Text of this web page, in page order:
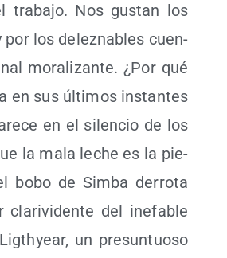
tra­ba­jo. Nos gus­tan los
los delez­na­bles cuen­
mora­li­zan­te. ¿Por qué
en sus últi­mos ins­tan­tes
en el silen­cio de los
la mala leche es la pie­
bobo de Sim­ba derro­ta
del inefa­ble
un pre­sun­tuo­so